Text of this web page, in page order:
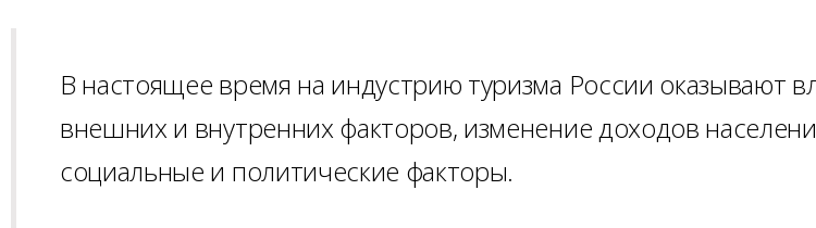
В настоящее время на индустрию туризма России оказывают
внешних и внутренних факторов, изменение доходов
социальные и политические факторы.